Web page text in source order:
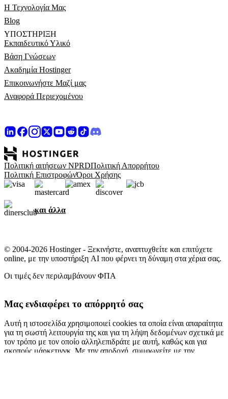
Η Τεχνολογία Μας
Blog
ΥΠΟΣΤΉΡΙΞΗ
Εκπαιδευτικό Υλικό
Βάση Γνώσεων
Ακαδημία Hostinger
Επικοινωνήστε Μαζί μας
Αναφορά Περιεχομένου
Πολιτική αιτήσεων NPRDΠολιτική Απορρήτου
Πολιτική ΕπιστροφώνΌροι Χρήσης
και άλλα
© 2004-2026 Hostinger - Ξεκινήστε, αναπτυχθείτε και επιτύχετε
online, με την υποστήριξη AI που φέρνει τη δύναμη στα χέρια σας.
Οι τιμές δεν περιλαμβάνουν ΦΠΑ
Μας ενδιαφέρει το απόρρητό σας
Αυτή η ιστοσελίδα χρησιμοποιεί cookies τα οποία είναι απαραίτητα
για τη σωστή λειτουργία της και για τη λήψη δεδομένων σχετικά με
τον τρόπο με τον οποίο αλληλεπιδράτε με αυτή, καθώς και για
σκοπούς μάρκετινγκ. Με την αποδοχή, συμφωνείτε με την